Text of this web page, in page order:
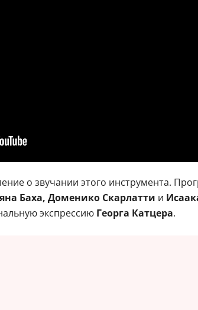
о звучании этого инструмента.
Баха, Доменико Скарлатти и
экспрессию Георга Катцера.